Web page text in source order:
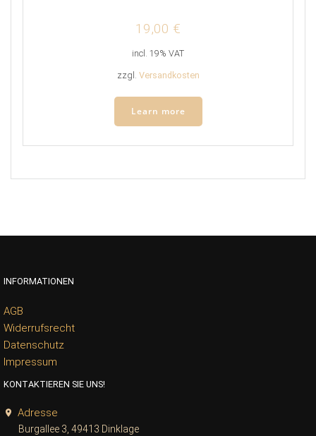
19,00 €
incl. 19% VAT
zzgl. Versandkosten
Learn more
INFORMATIONEN
AGB
Widerrufsrecht
Datenschutz
Impressum
KONTAKTIEREN SIE UNS!
Adresse
Burgallee 3, 49413 Dinklage